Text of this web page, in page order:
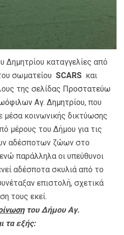
Δημητρίου καταγγελίες από
σωματείου SCARS και
της σελίδας Προστατεύω
Αγ. Δημητρίου, που
μέσα κοινωνικής δικτύωσης
μέρους του Δήμου για τις
αδέσποτων ζώων στο
παράλληλα οι υπεύθυνοι
αδέσποτα σκυλιά από το
επιστολή, σχετικά
τους εκεί.
του Δήμου Αγ.
τα εξής: